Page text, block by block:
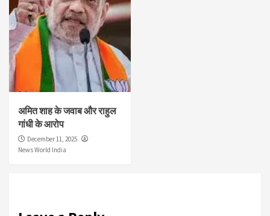
अमित शाह के जवाब और राहुल
गांधी के आरोप
December 11, 2025
News World India